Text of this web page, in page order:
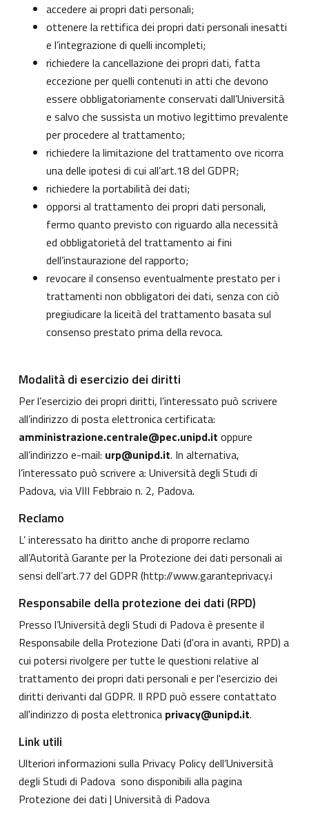
accedere ai propri dati personali;
ottenere la rettifica dei propri dati personali inesatti
e l’integrazione di quelli incompleti;
richiedere la cancellazione dei propri dati, fatta
eccezione per quelli contenuti in atti che devono
essere obbligatoriamente conservati dall’Università
e salvo che sussista un motivo legittimo prevalente
per procedere al trattamento;
richiedere la limitazione del trattamento ove ricorra
una delle ipotesi di cui all’art.18 del GDPR;
richiedere la portabilità dei dati;
opporsi al trattamento dei propri dati personali,
fermo quanto previsto con riguardo alla necessità
ed obbligatorietà del trattamento ai fini
dell’instaurazione del rapporto;
revocare il consenso eventualmente prestato per i
trattamenti non obbligatori dei dati, senza con ciò
pregiudicare la liceità del trattamento basata sul
consenso prestato prima della revoca.
Modalità di esercizio dei diritti
Per l’esercizio dei propri diritti, l’interessato può scrivere
all’indirizzo di posta elettronica certificata:
amministrazione.centrale@pec.unipd.it oppure
all’indirizzo e-mail: urp@unipd.it. In alternativa,
l’interessato può scrivere a: Università degli Studi di
Padova, via VIII Febbraio n. 2, Padova.
Reclamo
L’ interessato ha diritto anche di proporre reclamo
all’Autorità Garante per la Protezione dei dati personali ai
sensi dell’art.77 del GDPR (http://www.garanteprivacy.i
Responsabile della protezione dei dati (RPD)
Presso l’Università degli Studi di Padova è presente il
Responsabile della Protezione Dati (d'ora in avanti, RPD) a
cui potersi rivolgere per tutte le questioni relative al
trattamento dei propri dati personali e per l'esercizio dei
diritti derivanti dal GDPR. Il RPD può essere contattato
all'indirizzo di posta elettronica privacy@unipd.it.
Link utili
Ulteriori informazioni sulla Privacy Policy dell’Università
degli Studi di Padova sono disponibili alla pagina
Protezione dei dati | Università di Padova